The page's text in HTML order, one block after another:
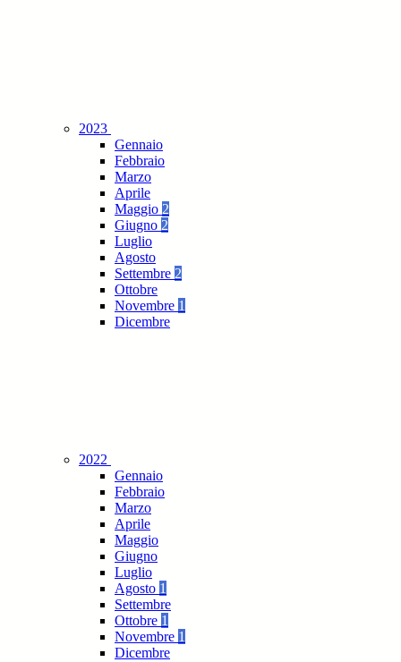
2023
Gennaio
Febbraio
Marzo
Aprile
Maggio 2
Giugno 2
Luglio
Agosto
Settembre 2
Ottobre
Novembre 1
Dicembre
2022
Gennaio
Febbraio
Marzo
Aprile
Maggio
Giugno
Luglio
Agosto 1
Settembre
Ottobre 1
Novembre 1
Dicembre